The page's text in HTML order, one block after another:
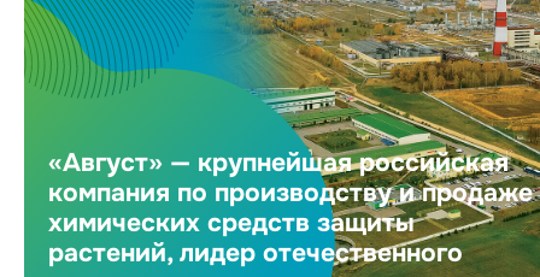
«Август» — крупнейшая российская
компания по производству и продаже
химических средств защиты
растений, лидер отечественного